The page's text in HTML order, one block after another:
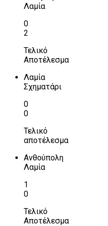
Λαμία
0
2
Τελικό
Αποτέλεσμα
Λαμία
Σχηματάρι
0
0
Τελικό
αποτέλεσμα
Ανθούπολη
Λαμία
1
0
Τελικό
Αποτέλεσμα